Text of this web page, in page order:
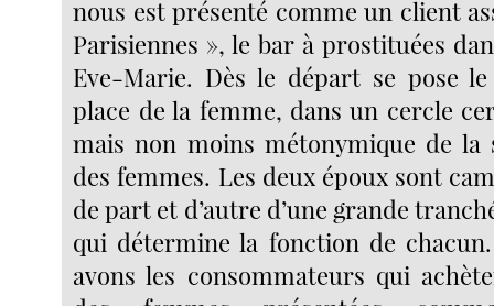
nous est présenté comme un client
Parisiennes », le bar à prostituées
Eve-Marie. Dès le départ se pose
place de la femme, dans un cercle
mais non moins métonymique de la
des femmes. Les deux époux sont
de part et d’autre d’une grande
qui détermine la fonction de
avons les consommateurs qui